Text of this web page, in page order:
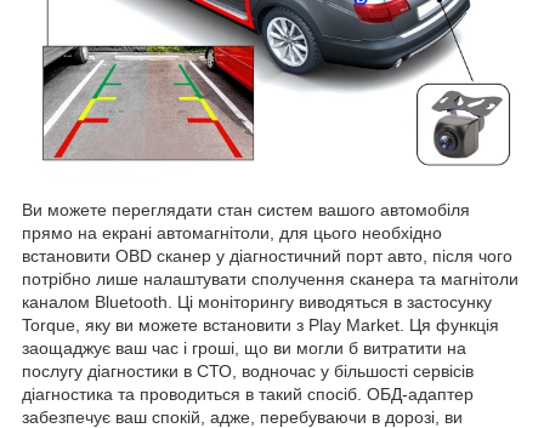
Ви можете переглядати стан систем вашого автомобіля
прямо на екрані автомагнітоли, для цього необхідно
встановити OBD сканер у діагностичний порт авто, після чого
потрібно лише налаштувати сполучення сканера та магнітоли
каналом Bluetooth. Ці моніторингу виводяться в застосунку
Torque, яку ви можете встановити з Play Market. Ця функція
заощаджує ваш час і гроші, що ви могли б витратити на
послугу діагностики в СТО, водночас у більшості сервісів
діагностика та проводиться в такий спосіб. ОБД-адаптер
забезпечує ваш спокій, адже, перебуваючи в дорозі, ви